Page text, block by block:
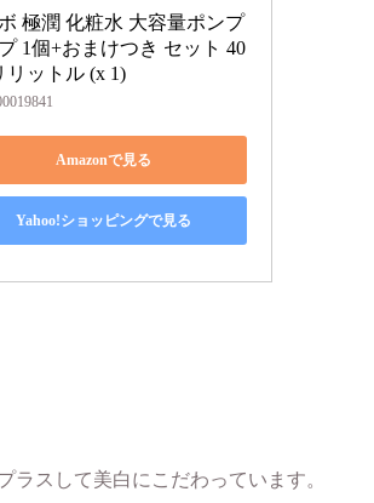
極潤 化粧水 大容量ポンプ
1個+おまけつき セット 40
リットル (x 1)
Amazonで見る
Yahoo!ショッピングで見る
ラスして美白にこだわっています。